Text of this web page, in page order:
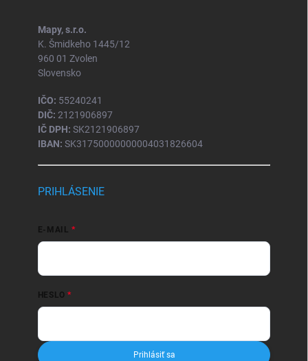
Mapy, s.r.o.
K. Šmidkeho 1445/12
960 01 Zvolen
Slovensko
IČO: 55240241
DIČ: 2121906897
IČ DPH: SK2121906897
IBAN: SK31750000000004031826604
PRIHLÁSENIE
E-MAIL
HESLO
Prihlásiť sa